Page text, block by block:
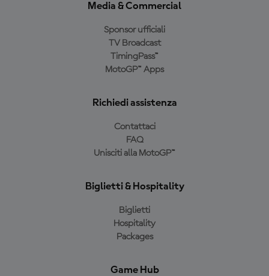
Media & Commercial
Sponsor ufficiali
TV Broadcast
TimingPass™
MotoGP™ Apps
Richiedi assistenza
Contattaci
FAQ
Unisciti alla MotoGP™
Biglietti & Hospitality
Biglietti
Hospitality
Packages
Game Hub